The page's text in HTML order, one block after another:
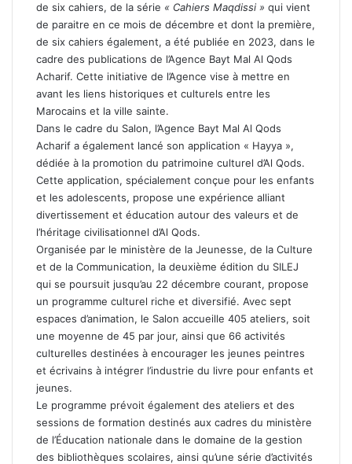
de six cahiers, de la série « Cahiers Maqdissi » qui vient
de paraitre en ce mois de décembre et dont la première,
de six cahiers également, a été publiée en 2023, dans le
cadre des publications de l’Agence Bayt Mal Al Qods
Acharif. Cette initiative de l’Agence vise à mettre en
avant les liens historiques et culturels entre les
Marocains et la ville sainte.
Dans le cadre du Salon, l’Agence Bayt Mal Al Qods
Acharif a également lancé son application « Hayya »,
dédiée à la promotion du patrimoine culturel d’Al Qods.
Cette application, spécialement conçue pour les enfants
et les adolescents, propose une expérience alliant
divertissement et éducation autour des valeurs et de
l’héritage civilisationnel d’Al Qods.
Organisée par le ministère de la Jeunesse, de la Culture
et de la Communication, la deuxième édition du SILEJ
qui se poursuit jusqu’au 22 décembre courant, propose
un programme culturel riche et diversifié. Avec sept
espaces d’animation, le Salon accueille 405 ateliers, soit
une moyenne de 45 par jour, ainsi que 66 activités
culturelles destinées à encourager les jeunes peintres
et écrivains à intégrer l’industrie du livre pour enfants et
jeunes.
Le programme prévoit également des ateliers et des
sessions de formation destinés aux cadres du ministère
de l’Éducation nationale dans le domaine de la gestion
des bibliothèques scolaires, ainsi qu’une série d’activités